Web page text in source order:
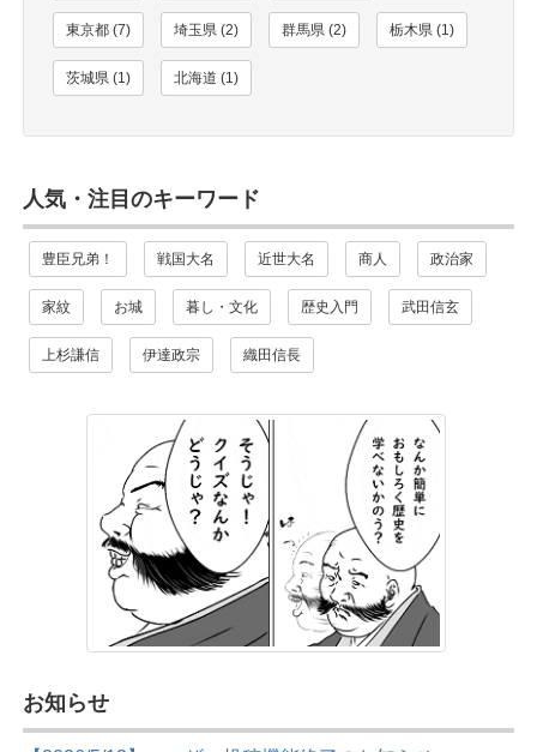
東京都 (7) 埼玉県 (2) 群馬県 (2) 栃木県 (1)
茨城県 (1) 北海道 (1)
人気・注目のキーワード
豊臣兄弟！ 戦国大名 近世大名 商人 政治家
家紋 お城 暮し・文化 歴史入門 武田信玄
上杉謙信 伊達政宗 織田信長
お知らせ